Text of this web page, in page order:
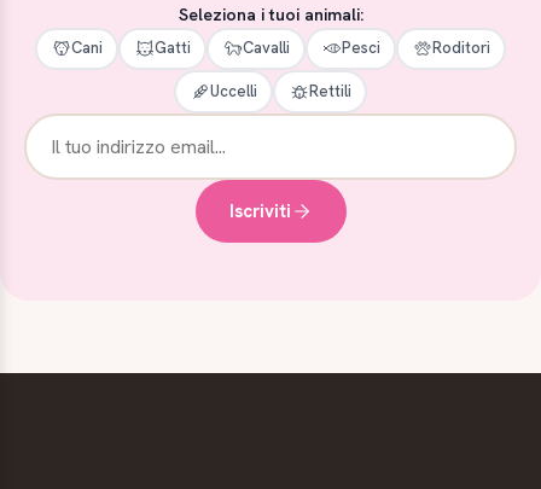
Seleziona i tuoi animali:
Cani Gatti Cavalli Pesci Roditori
Uccelli Rettili
Iscriviti